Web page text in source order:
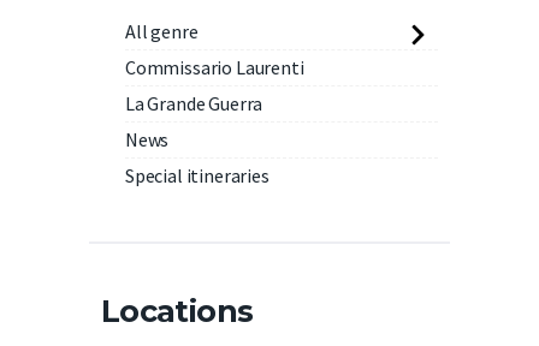
All genre
Commissario Laurenti
La Grande Guerra
News
Special itineraries
Locations